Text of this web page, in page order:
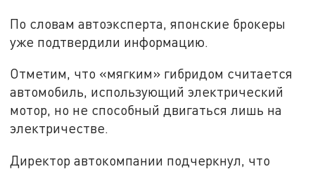
По словам автоэксперта, японские брокеры
уже подтвердили информацию.
Отметим, что «мягким» гибридом считается
автомобиль, использующий электрический
мотор, но не способный двигаться лишь на
электричестве.
Директор автокомпании подчеркнул, что